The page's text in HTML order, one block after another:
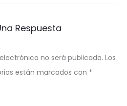
Respuesta
no será publicada. Los
están marcados con *